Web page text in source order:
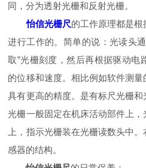
同，分为透射光栅和反射光栅。
怡信光栅尺的工作原理都是
进行工作的。简单的说：光读头
取”光栅刻度，然后再根据驱动电
的位移和速度。相比例如软件测
具有更高的精度。是有标尺光栅
光栅一般固定在机床活动部件上
上，指示光栅装在光栅读数头中
感器的结构。